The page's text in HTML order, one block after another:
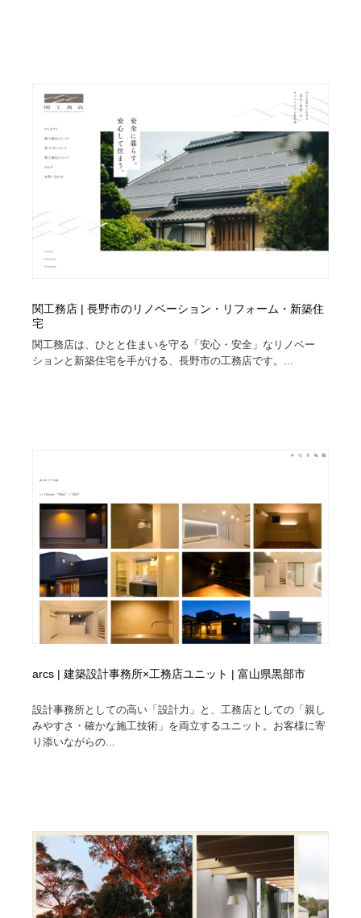
関工務店 | 長野市のリノベーション・リフォーム・新築住
宅
関工務店は、ひとと住まいを守る「安心・安全」なリノベー
ションと新築住宅を手がける、長野市の工務店です。...
arcs | 建築設計事務所×工務店ユニット | 富山県黒部市
設計事務所としての高い「設計力」と、工務店としての「親し
みやすさ・確かな施工技術」を両立するユニット。お客様に寄
り添いながらの...